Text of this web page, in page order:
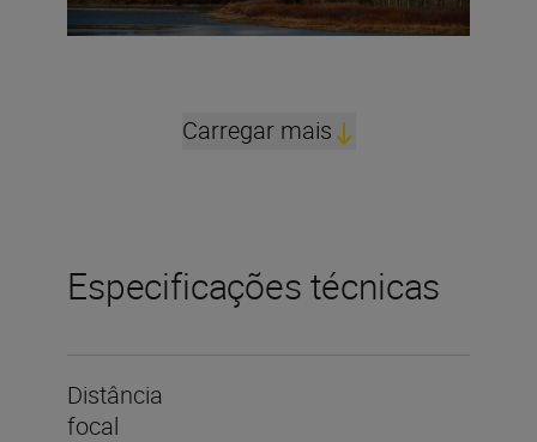
Carregar mais
Especificações técnicas
Distância
focal